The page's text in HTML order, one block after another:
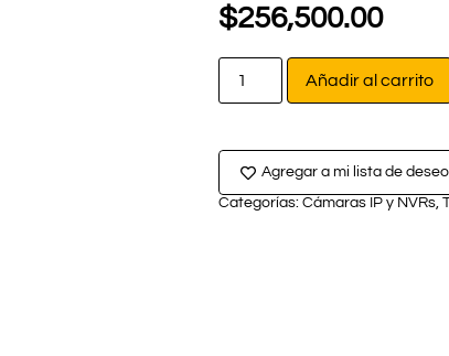
$256,500.00
Añadir al carrito
Agregar a mi lista de
Categorías: Cámaras IP y NVRs,